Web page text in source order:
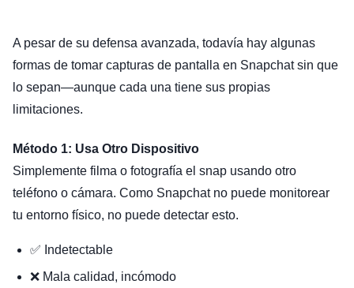
A pesar de su defensa avanzada, todavía hay algunas
formas de tomar capturas de pantalla en Snapchat sin que
lo sepan—aunque cada una tiene sus propias
limitaciones.
Método 1: Usa Otro Dispositivo
Simplemente filma o fotografía el snap usando otro
teléfono o cámara. Como Snapchat no puede monitorear
tu entorno físico, no puede detectar esto.
✅ Indetectable
❌ Mala calidad, incómodo